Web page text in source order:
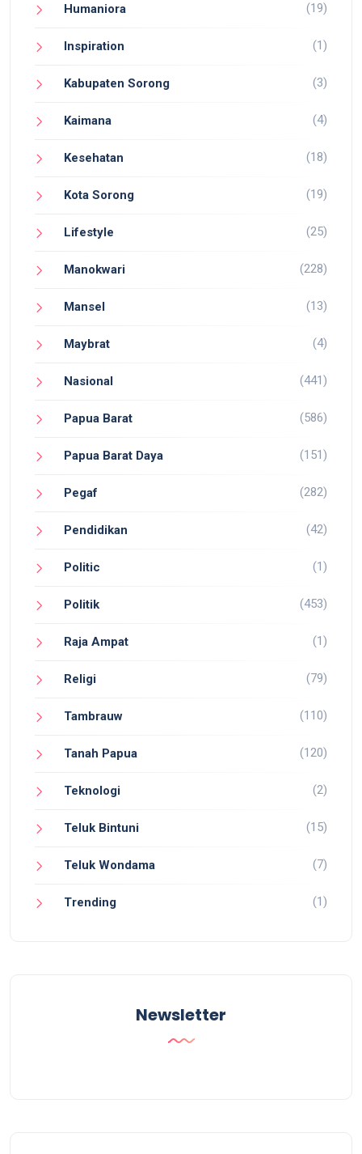
Humaniora (19)
Inspiration (1)
Kabupaten Sorong (3)
Kaimana (4)
Kesehatan (18)
Kota Sorong (19)
Lifestyle (25)
Manokwari (228)
Mansel (13)
Maybrat (4)
Nasional (441)
Papua Barat (586)
Papua Barat Daya (151)
Pegaf (282)
Pendidikan (42)
Politic (1)
Politik (453)
Raja Ampat (1)
Religi (79)
Tambrauw (110)
Tanah Papua (120)
Teknologi (2)
Teluk Bintuni (15)
Teluk Wondama (7)
Trending (1)
Newsletter